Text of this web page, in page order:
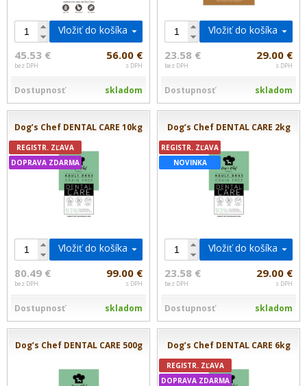
Vložiť do košíka
45.53 €
bez DPH
56.00 €
s DPH
Dostupnosť skladom
Vložiť do košíka
23.58 €
bez DPH
29.00 €
s DPH
Dostupnosť skladom
Dog’s Chef DENTAL CARE 10kg
REGISTR. ZĽAVA
DOPRAVA ZDARMA
Vložiť do košíka
80.49 €
bez DPH
99.00 €
s DPH
Dostupnosť skladom
Dog’s Chef DENTAL CARE 2kg
REGISTR. ZĽAVA
NOVINKA
Vložiť do košíka
23.58 €
bez DPH
29.00 €
s DPH
Dostupnosť skladom
Dog’s Chef DENTAL CARE 500g Dog’s Chef DENTAL CARE 6kg
REGISTR. ZĽAVA
DOPRAVA ZDARMA